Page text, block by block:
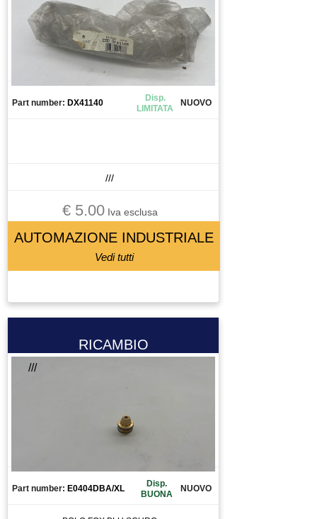
Part number: DX41140
Disp.
LIMITATA
NUOVO
///
€ 5.00Iva esclusa
AUTOMAZIONE INDUSTRIALE
Vedi tutti
RICAMBIO
///
Part number: E0404DBA/XL
Disp.
BUONA
NUOVO